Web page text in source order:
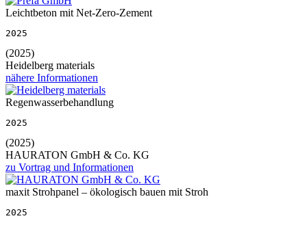
Leichtbeton mit Net-Zero-Zement
2025
(2025)
Heidelberg materials
nähere Informationen
Regenwasserbehandlung
2025
(2025)
HAURATON GmbH & Co. KG
zu Vortrag und Informationen
maxit Strohpanel – ökologisch bauen mit Stroh
2025